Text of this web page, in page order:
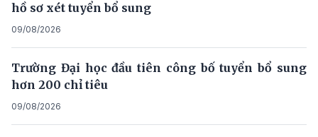
hồ sơ xét tuyển bổ sung
09/08/2026
Trường Đại học đầu tiên công bố tuyển bổ sung
hơn 200 chỉ tiêu
09/08/2026